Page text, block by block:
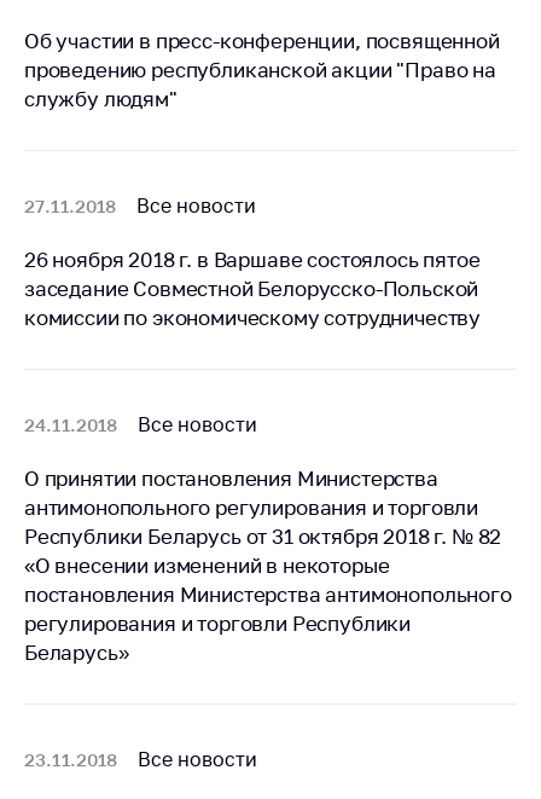
граждан и юр. лиц
Прямaя телефоннaя
линия
Электронные
Сообщить о росте
цен на товары
изделия
Адрес и режим
работы
Приемная
Министра
Горячая линия
государственный
орган
Об участии в пресс-конференции, посвященной
проведению республиканской акции "Право на
службу людям"
27.11.2018 Все новости
26 ноября 2018 г. в Варшаве состоялось пятое
заседание Совместной Белорусско-Польской
комиссии по экономическому сотрудничеству
24.11.2018 Все новости
О принятии постановления Министерства
антимонопольного регулирования и торговли
Республики Беларусь от 31 октября 2018 г. № 82
«О внесении изменений в некоторые
постановления Министерства антимонопольного
регулирования и торговли Республики
Беларусь»
23.11.2018 Все новости